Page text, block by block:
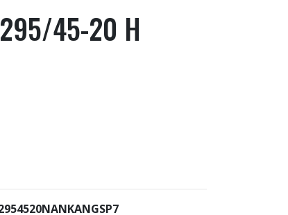
45-20 H